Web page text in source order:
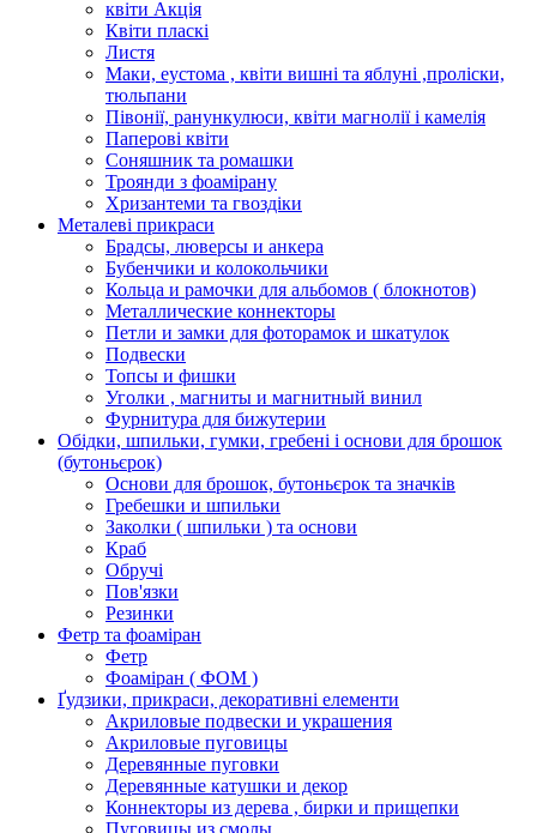
квіти Акція
Квіти пласкі
Листя
Маки, еустома , квіти вишні та яблуні ,проліски,
тюльпани
Півонії, ранункулюси, квіти магнолії і камелія
Паперові квіти
Соняшник та ромашки
Троянди з фоамірану
Хризантеми та гвоздіки
Металеві прикраси
Брадсы, люверсы и анкера
Бубенчики и колокольчики
Кольца и рамочки для альбомов ( блокнотов)
Металлические коннекторы
Петли и замки для фоторамок и шкатулок
Подвески
Топсы и фишки
Уголки , магниты и магнитный винил
Фурнитура для бижутерии
Обідки, шпильки, гумки, гребені і основи для брошок
(бутоньєрок)
Основи для брошок, бутоньєрок та значків
Гребешки и шпильки
Заколки ( шпильки ) та основи
Краб
Обручі
Пов'язки
Резинки
Фетр та фоаміран
Фетр
Фоаміран ( ФОМ )
Ґудзики, прикраси, декоративні елементи
Акриловые подвески и украшения
Акриловые пуговицы
Деревянные пуговки
Деревянные катушки и декор
Коннекторы из дерева , бирки и прищепки
Пуговицы из смолы